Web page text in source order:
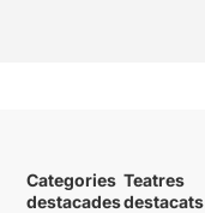
Categories
destacades
Teatres
destacats